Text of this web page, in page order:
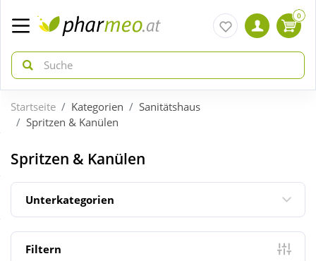
zurück
ÜBERSICHT AKTIONEN
Aktuelle Coupons
zurück
ÜBERSICHT KATEGORIEN
Arzneimittel
0
Startseite Kategorien
Sanitätshaus
Spritzen & Kanülen
Spritzen & Kanülen
Unterkategorien
Filtern